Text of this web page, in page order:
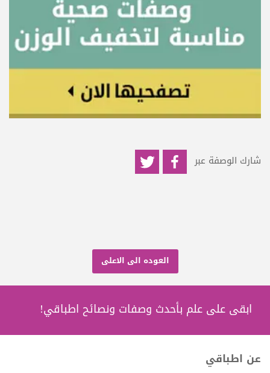
شارك الوصفة عبر
العوده الى الاعلى
ابقى على علم بأحدث وصفات ونصائح اطباقي!
عن اطباقي